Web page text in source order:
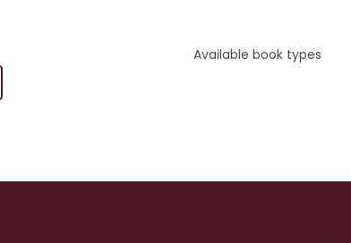
Available book types